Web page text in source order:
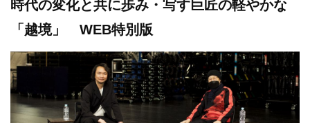
時代の変化と共に歩み・写す巨匠の軽やかな
「越境」 WEB特別版